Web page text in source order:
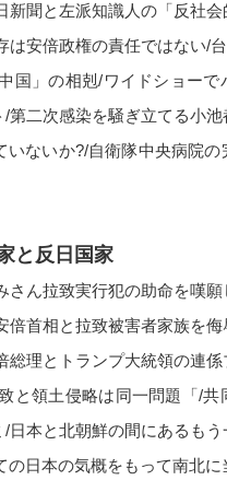
新聞と左派知識人の「反社
は安倍政権の責任ではない/
国」の相剋/ワイドショー
第二次感染を騒ぎ立てる小
ないか?/自衛隊中央病院
と反日国家
ん拉致実行犯の助命を嘆
首相と拉致被害者家族を
総理とトランプ大統領の連
と領土侵略は同一問題「/
本と北朝鮮の間にあるも
の日本の気概をもって南北に